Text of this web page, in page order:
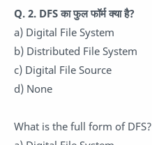
Q. 2. DFS का फुल फॉर्म क्या है?
a) Digital File System
b) Distributed File System
c) Digital File Source
d) None
What is the full form of DFS?